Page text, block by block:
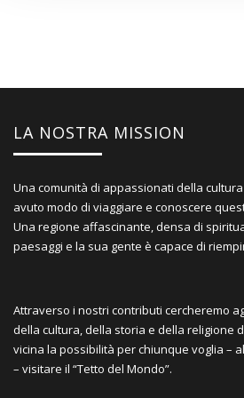
LA NOSTRA MISSION
Una comunità di appassionati della
avuto modo di viaggiare e conoscere
Una regione affascinante, densa di
paesaggi e la sua gente è capace di
Attraverso i nostri contributi cercheremo
della cultura, della storia e della religione
vicina la possibilità per chiunque voglia –
– visitare il “Tetto del Mondo”.